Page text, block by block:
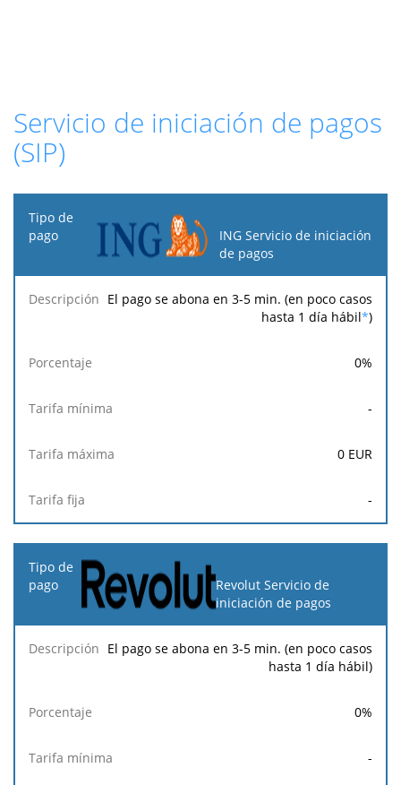
Servicio de iniciación de pagos
(SIP)
Tipo
de
Descripción Porcentaje
Tarifa
mínima
Tarifa
máxima
ING Servicio de iniciación
de pagos
El pago se abona en 3-5 min. (en poco casos
hasta 1 día hábil*)
0%
-
0 EUR
-
Revolut Servicio de
iniciación de pagos
El pago se abona en 3-5 min. (en poco casos
hasta 1 día hábil)
0%
-